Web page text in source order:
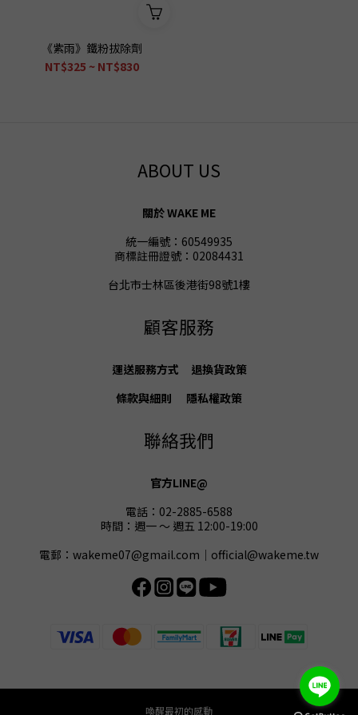
《紫雨》鐵粉拔除劑
NT$325 ~ NT$830
ABOUT US
關於 WAKE ME
統一編號：60549935
商標註冊證號：02084431
台北市士林區後港街98號1樓
顧客服務
運送服務方式 退換貨政策
條款與細則
隱私權政策
聯絡我們
官方LINE@
電話：02-2885-6588
時間：週一 ～ 週五 12:00-19:00
電郵：wakeme07@gmail.com｜official@wakeme.tw
喚醒最初的感動